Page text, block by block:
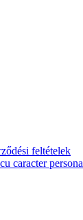
feltételek
caracter